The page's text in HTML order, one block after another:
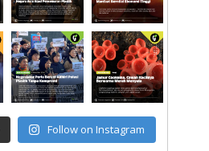
Follow on Instagram